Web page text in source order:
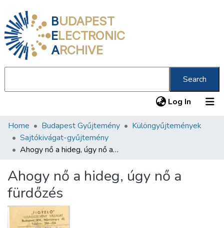
BUDAPEST
ELECTRONIC
ARCHIVE
Search
Log In (current)
Communities & Collections
All of DSpace
About us
Home Budapest Gyűjtemény
Különgyűjtemények
Sajtókivágat-gyűjtemény
Ahogy nő a hideg, úgy nő a fürdőzés
Ahogy nő a hideg, úgy nő a
fürdőzés